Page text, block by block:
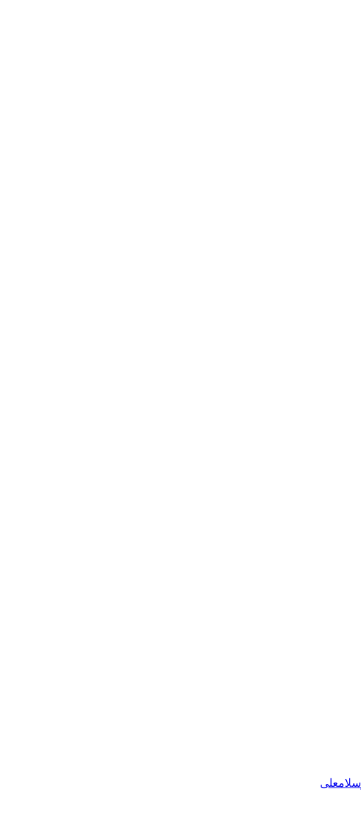
سلامعلی